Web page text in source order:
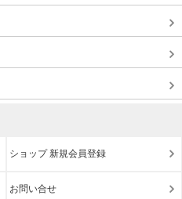
ショップ 新規会員登録
お問い合せ